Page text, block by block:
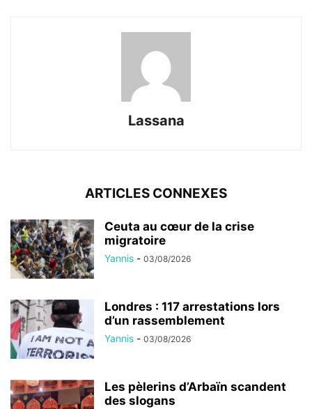
Lassana
ARTICLES CONNEXES
Ceuta au cœur de la crise
migratoire
Yannis - 03/08/2026
Londres : 117 arrestations lors
d’un rassemblement
Yannis - 03/08/2026
Les pèlerins d’Arbaïn scandent
des slogans